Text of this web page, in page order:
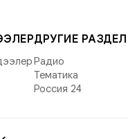
ДРУГИЕ
Радио
Тематика
Россия 24